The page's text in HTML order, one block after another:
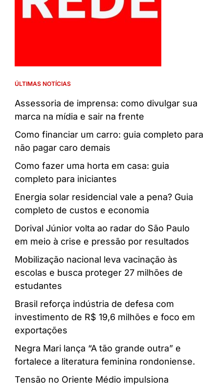
ÚLTIMAS NOTÍCIAS
Assessoria de imprensa: como divulgar sua
marca na mídia e sair na frente
Como financiar um carro: guia completo para
não pagar caro demais
Como fazer uma horta em casa: guia
completo para iniciantes
Energia solar residencial vale a pena? Guia
completo de custos e economia
Dorival Júnior volta ao radar do São Paulo
em meio à crise e pressão por resultados
Mobilização nacional leva vacinação às
escolas e busca proteger 27 milhões de
estudantes
Brasil reforça indústria de defesa com
investimento de R$ 19,6 milhões e foco em
exportações
Negra Mari lança “A tão grande outra” e
fortalece a literatura feminina rondoniense.
Tensão no Oriente Médio impulsiona